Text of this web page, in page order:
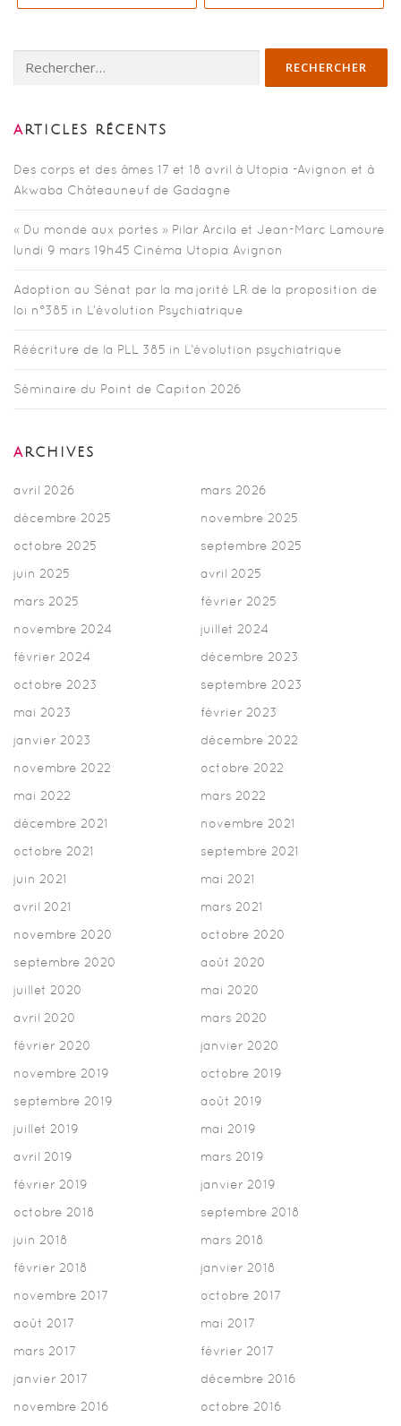
ARTICLES RÉCENTS
Des corps et des âmes 17 et 18 avril à Utopia -Avignon et à
Akwaba Châteauneuf de Gadagne
« Du monde aux portes » Pilar Arcila et Jean-Marc Lamoure
lundi 9 mars 19h45 Cinéma Utopia Avignon
Adoption au Sénat par la majorité LR de la proposition de
loi n°385 in L’évolution Psychiatrique
Réécriture de la PLL 385 in L’évolution psychiatrique
Séminaire du Point de Capiton 2026
ARCHIVES
avril 2026
mars 2026
décembre 2025
novembre 2025
octobre 2025
septembre 2025
juin 2025
avril 2025
mars 2025
février 2025
novembre 2024
juillet 2024
février 2024
décembre 2023
octobre 2023
septembre 2023
mai 2023
février 2023
janvier 2023
décembre 2022
novembre 2022
octobre 2022
mai 2022
mars 2022
décembre 2021
novembre 2021
octobre 2021
septembre 2021
juin 2021
mai 2021
avril 2021
mars 2021
novembre 2020
octobre 2020
septembre 2020
août 2020
juillet 2020
mai 2020
avril 2020
mars 2020
février 2020
janvier 2020
novembre 2019
octobre 2019
septembre 2019
août 2019
juillet 2019
mai 2019
avril 2019
mars 2019
février 2019
janvier 2019
octobre 2018
septembre 2018
juin 2018
mars 2018
février 2018
janvier 2018
novembre 2017
octobre 2017
août 2017
mai 2017
mars 2017
février 2017
janvier 2017
décembre 2016
novembre 2016
octobre 2016